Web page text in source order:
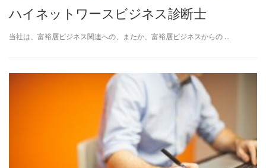
ハイネットワースビジネス診断士
当社は、富裕層ビジネス関連への、またか、富裕層ビジネスからの …